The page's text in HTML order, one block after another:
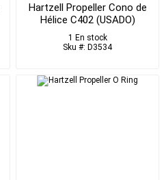
Hartzell Propeller Cono de
Hélice C402 (USADO)
1 En stock
Sku #: D3534